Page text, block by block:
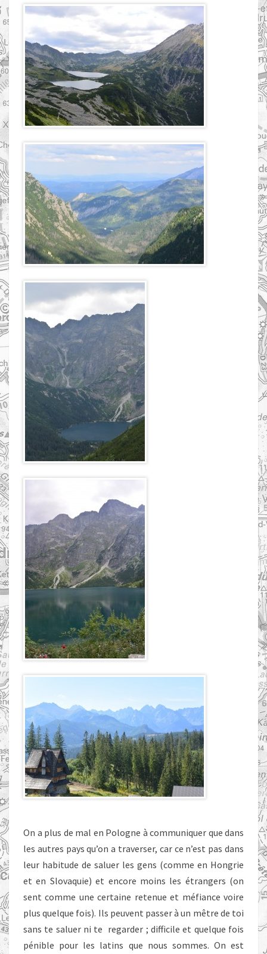
On a plus de mal en Pologne à communiquer que dans
les autres pays qu’on a traverser, car ce n’est pas dans
leur habitude de saluer les gens (comme en Hongrie
et en Slovaquie) et encore moins les étrangers (on
sent comme une certaine retenue et méfiance voire
plus quelque fois). Ils peuvent passer à un mêtre de toi
sans te saluer ni te regarder ; difficile et quelque fois
pénible pour les latins que nous sommes. On est